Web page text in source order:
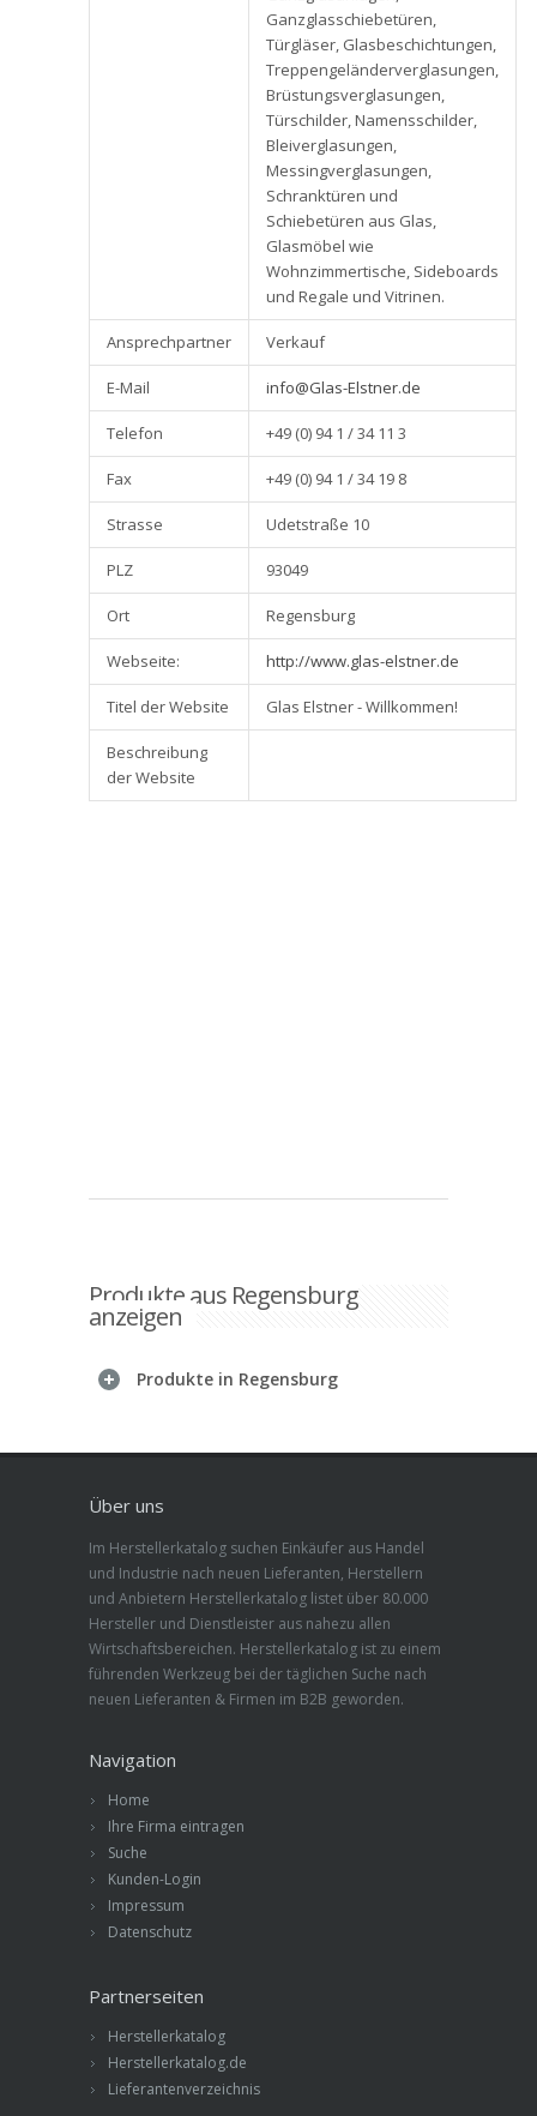
Ganzglasschiebetüren,
Türgläser, Glasbeschichtungen,
Treppengeländerverglasungen,
Brüstungsverglasungen,
Türschilder, Namensschilder,
Bleiverglasungen,
Messingverglasungen,
Schranktüren und
Schiebetüren aus Glas,
Glasmöbel wie
Wohnzimmertische, Sideboards
und Regale und Vitrinen.
Ansprechpartner Verkauf
E-Mail info@Glas-Elstner.de
Telefon +49 (0) 94 1 / 34 11 3
Fax +49 (0) 94 1 / 34 19 8
Strasse Udetstraße 10
PLZ 93049
Ort Regensburg
Webseite: http://www.glas-elstner.de
Titel der Website Glas Elstner - Willkommen!
Beschreibung
der Website
Produkte aus Regensburg
anzeigen
Produkte in Regensburg
Über uns
Im Herstellerkatalog suchen Einkäufer aus Handel
und Industrie nach neuen Lieferanten, Herstellern
und Anbietern Herstellerkatalog listet über 80.000
Hersteller und Dienstleister aus nahezu allen
Wirtschaftsbereichen. Herstellerkatalog ist zu einem
führenden Werkzeug bei der täglichen Suche nach
neuen Lieferanten & Firmen im B2B geworden.
Navigation
Home
Ihre Firma eintragen
Suche
Kunden-Login
Impressum
Datenschutz
Partnerseiten
Herstellerkatalog
Herstellerkatalog.de
Lieferantenverzeichnis